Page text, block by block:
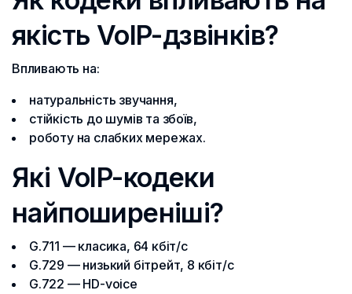
якість VoIP-дзвінків?
Впливають на:
натуральність звучання,
стійкість до шумів та збоїв,
роботу на слабких мережах.
Які VoIP-кодеки
найпоширеніші?
G.711 — класика, 64 кбіт/с
G.729 — низький бітрейт, 8 кбіт/с
G.722 — HD-voice